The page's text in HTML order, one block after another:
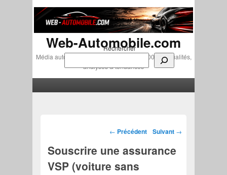
Rechercher
Web-Automobile.com
Média automobile indépendant depuis 2007 • Actualités,
analyses & tendances
Navigation des articles
← Précédent Suivant →
Souscrire une assurance
VSP (voiture sans